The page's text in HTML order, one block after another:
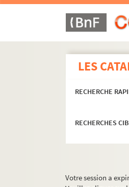
LES
RECHERCHE
RECHERCHES
Votre session a